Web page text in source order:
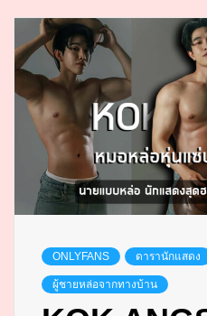
ONLYFANS ดารานักแสดง
ผู้ชายหล่อจากทางบ้าน